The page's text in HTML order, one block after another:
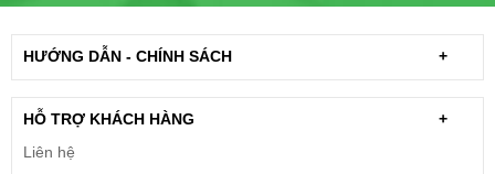
HƯỚNG DẪN - CHÍNH SÁCH +
HỖ TRỢ KHÁCH HÀNG
+
Liên hệ